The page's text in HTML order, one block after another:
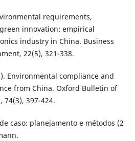
requirements,
innovation: empirical
industry in China. Business
22(5), 321-338.
Environmental compliance and
from China. Oxford Bulletin of
74(3), 397-424.
caso: planejamento e métodos (2